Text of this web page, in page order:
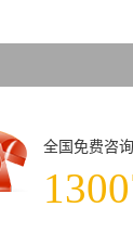
全国免费咨询